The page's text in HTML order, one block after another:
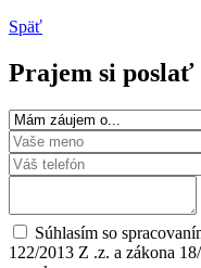
Späť
Prajem si poslať
Súhlasím so
122/2013 Z .z. a zákona